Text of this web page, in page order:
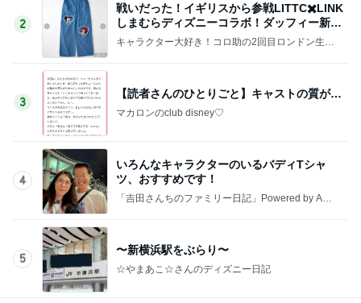
4
いろんなキャラクターのいるバディTシャ
ツ、おすすめです！
「吉田さんちのファミリー日記」Powered by Ame
5
〜新横浜駅をぶらり〜
☆やまあこ☆さんのディズニー日記
このジャンルの記事をもっと見る
神がかってる掃除機
Amebaトピックス 17時間前